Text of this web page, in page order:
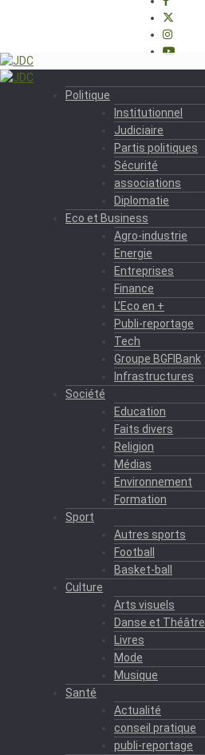
Politique
Institutionnel
Judiciaire
Partis politiques
Sécurité
associations
Diplomatie
Eco et Business
Agro-industrie
Energie
Entreprises
Finance
L’Eco en +
Publi-reportage
Tech
Groupe BGFIBank
Infrastructures
Société
Education
Faits divers
Religion
Médias
Environnement
Formation
Sport
Autres sports
Football
Basket-ball
Culture
Arts visuels
Danse et Théâtre
Livres
Mode
Musique
Santé
Actualité
conseil pratique
publi-reportage